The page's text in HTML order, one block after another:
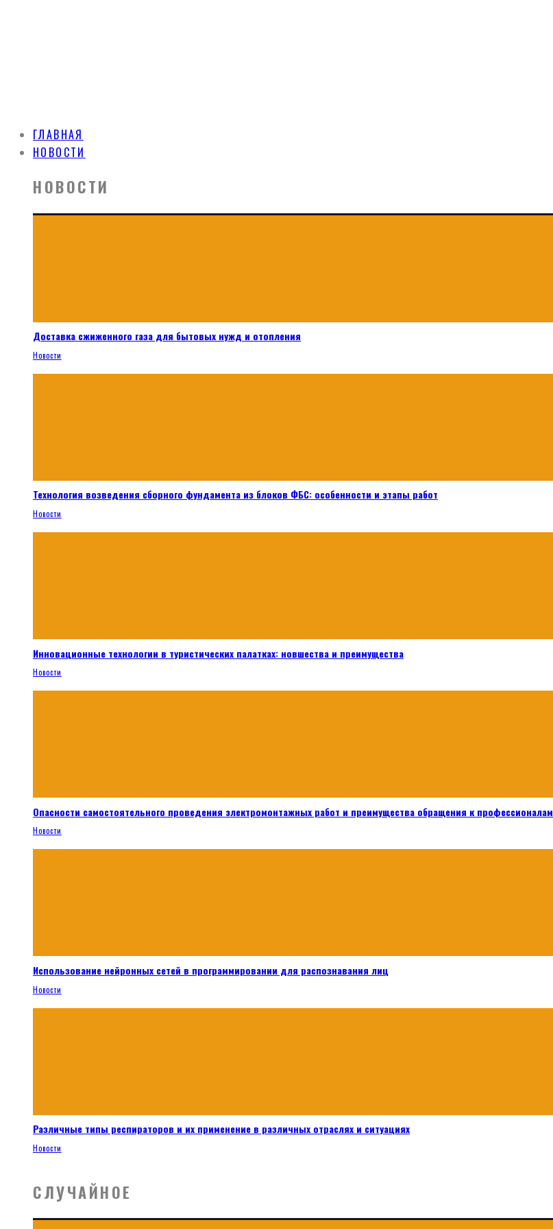
ГЛАВНАЯ
НОВОСТИ
НОВОСТИ
Доставка сжиженного газа для бытовых нужд и отопления
Новости
Технология возведения сборного фундамента из блоков ФБС: особенности и этапы работ
Новости
Инновационные технологии в туристических палатках: новшества и преимущества
Новости
Опасности самостоятельного проведения электромонтажных работ и преимущества обращения к профессионалам
Новости
Использование нейронных сетей в программировании для распознавания лиц
Новости
Различные типы респираторов и их применение в различных отраслях и ситуациях
Новости
СЛУЧАЙНОЕ